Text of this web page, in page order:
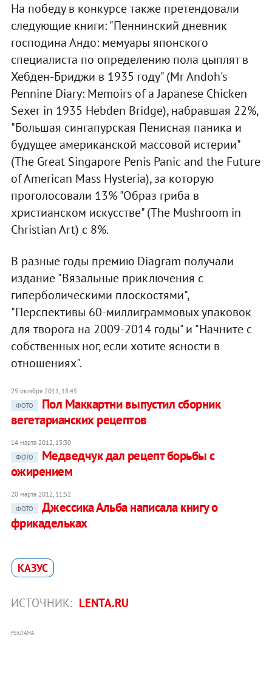
На победу в конкурсе также претендовали
следующие книги: "Пеннинский дневник
господина Андо: мемуары японского
специалиста по определению пола цыплят в
Хебден-Бриджи в 1935 году" (Mr Andoh's
Pennine Diary: Memoirs of a Japanese Chicken
Sexer in 1935 Hebden Bridge), набравшая 22%,
"Большая сингапурская Пенисная паника и
будущее американской массовой истерии"
(The Great Singapore Penis Panic and the Future
of American Mass Hysteria), за которую
проголосовали 13% "Образ гриба в
христианском искусстве" (The Mushroom in
Christian Art) с 8%.
В разные годы премию Diagram получали
издание "Вязальные приключения с
гиперболическими плоскостями",
"Перспективы 60-миллиграммовых упаковок
для творога на 2009-2014 годы" и "Начните с
собственных ног, если хотите ясности в
отношениях".
25 октября 2011, 18:45
ФОТО
Пол Маккартни выпустил сборник
вегетарианских рецептов
14 марта 2012, 15:30
ФОТО
Медведчук дал рецепт борьбы с
ожирением
20 марта 2012, 11:52
ФОТО
Джессика Альба написала книгу о
фрикадельках
КАЗУС
ИСТОЧНИК: LENTA.RU
РЕКЛАМА